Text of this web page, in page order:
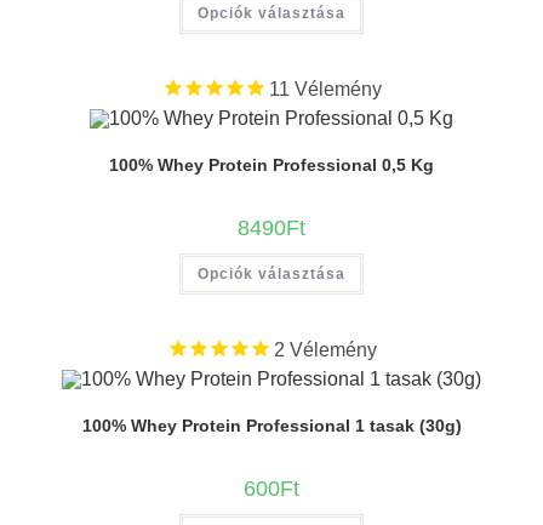
Opciók választása
11 Vélemény
100% Whey Protein Professional 0,5 Kg
8490Ft
Opciók választása
2 Vélemény
100% Whey Protein Professional 1 tasak (30g)
600Ft